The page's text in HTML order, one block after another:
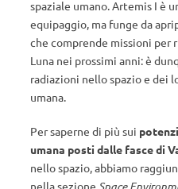
spaziale umano. Artemis I è
equipaggio, ma funge da
che comprende missioni
Luna nei prossimi anni: è
radiazioni nello spazio e dei
umana.
Per saperne di più sui
umana posti dalle fasce di
nello spazio, abbiamo
nella sezione